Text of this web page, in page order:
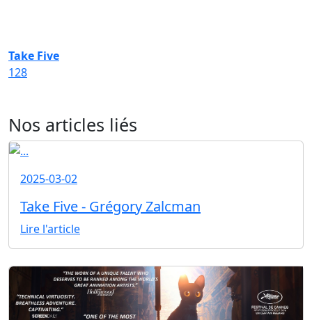
Take Five
128
Nos articles liés
2025-03-02
Take Five - Grégory Zalcman
Lire l'article